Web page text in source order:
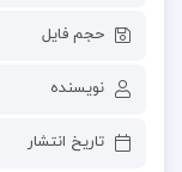
حجم فایل
نویسنده
تاریخ انتشار